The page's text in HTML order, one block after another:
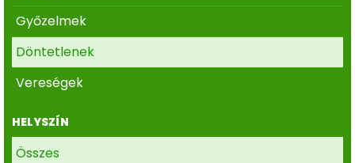
Győzelmek
Döntetlenek
Vereségek
HELYSZÍN
Összes